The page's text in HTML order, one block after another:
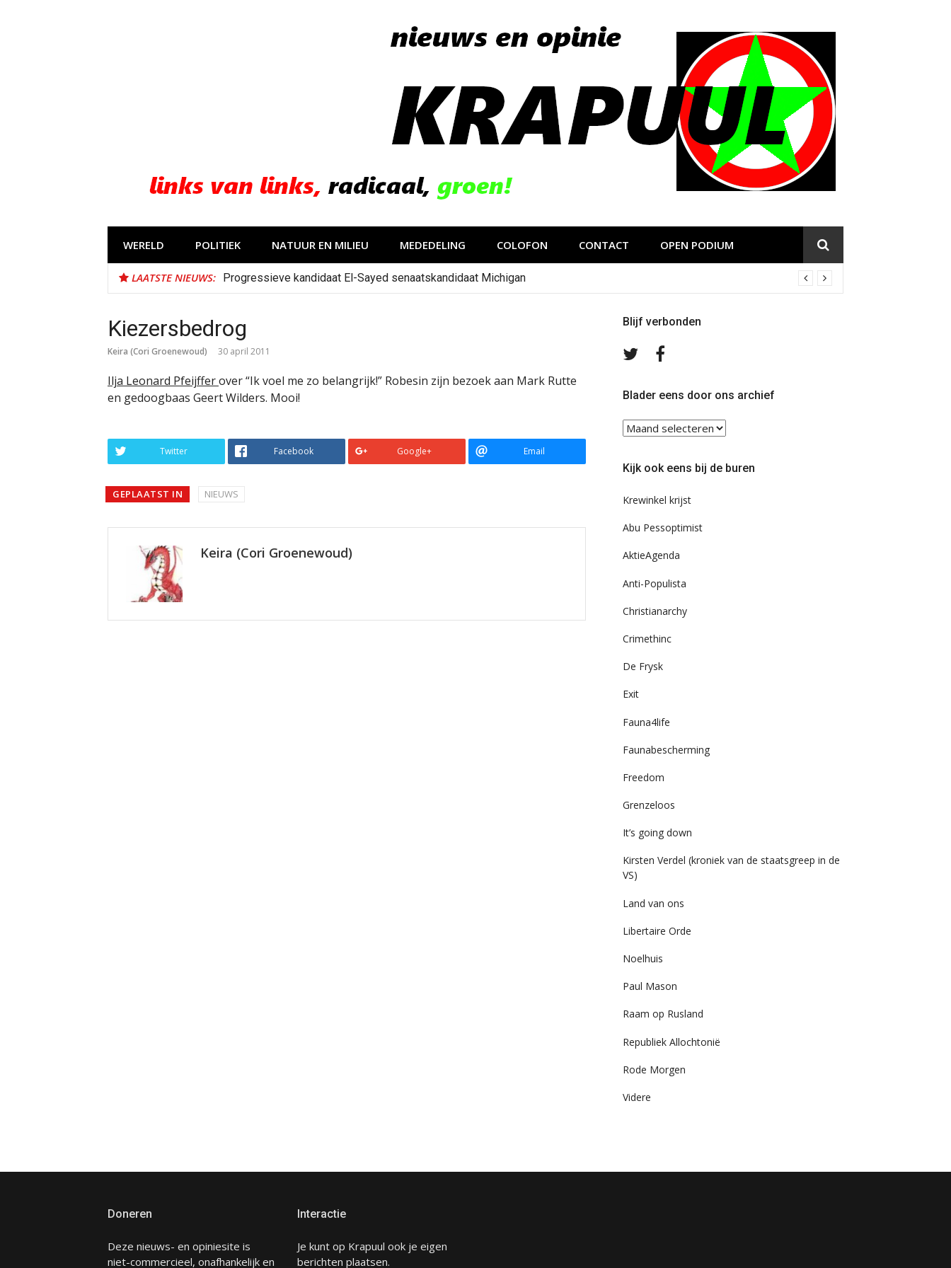
WERELD POLITIEK NATUUR EN MILIEU MEDEDELING COLOFON CONTACT OPEN PODIUM
LAATSTE NIEUWS: Progressieve kandidaat El-Sayed senaatskandidaat Michigan
Kiezersbedrog
Keira (Cori Groenewoud) 30 april 2011
Ilja Leonard Pfeijfferover “Ik voel me zo belangrijk!” Robesin zijn bezoek aan Mark Rutte
en gedoogbaas Geert Wilders. Mooi!
Twitter Facebook Google+ Email
GEPLAATST IN NIEUWS
Keira (Cori Groenewoud)
Blijf verbonden
Volg
TwitterFacebook
Blader eens door ons archief
Blader
eens
ons
Kijk ook eens bij de buren
Krewinkel krijst
Abu Pessoptimist
AktieAgenda
Anti-Populista
Christianarchy
Crimethinc
De Frysk
Exit
Fauna4life
Faunabescherming
Freedom
Grenzeloos
It’s going down
Kirsten Verdel (kroniek van de staatsgreep in de
VS)
Land van ons
Libertaire Orde
Noelhuis
Paul Mason
Raam op Rusland
Republiek Allochtonië
Rode Morgen
Videre
Doneren
Deze nieuws- en opiniesite is
niet-commercieel, onafhankelijk en
Interactie
Je kunt op Krapuul ook je eigen
berichten plaatsen.